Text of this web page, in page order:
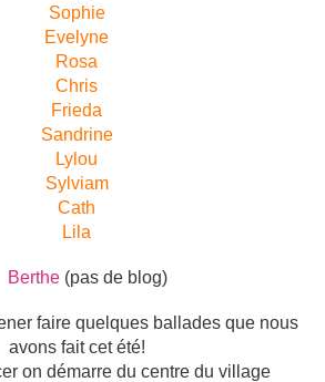
Sophie
Evelyne
Rosa
Chris
Frieda
Sandrine
Lylou
Sylviam
Cath
Lila
Berthe (pas de blog)
faire quelques ballades que nous
avons fait cet été!
on démarre du centre du village